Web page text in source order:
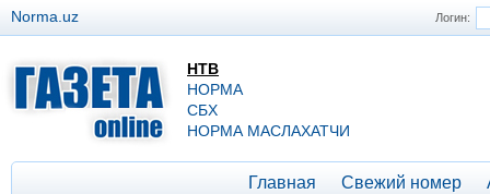
Логин:
Norma.uz
НТВ
НОРМА
СБХ
НОРМА МАСЛАХАТЧИ
Главная Свежий номер